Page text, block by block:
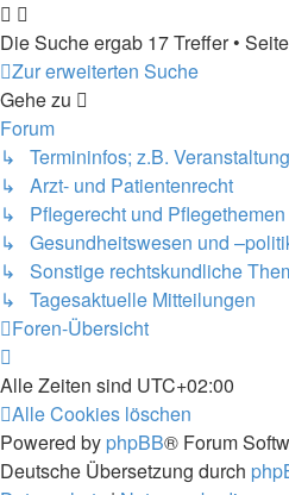
Die Suche ergab 17 Treffer • Seite
Zur erweiterten Suche
Gehe zu
Forum
↳ Termininfos; z.B.
↳ Arzt- und Patientenrecht
↳ Pflegerecht und Pflegethemen
↳ Gesundheitswesen und
↳ Sonstige rechtskundliche
↳ Tagesaktuelle Mitteilungen
Foren-Übersicht
Alle Zeiten sind UTC+02:00
Alle Cookies löschen
Powered by phpBB® Forum
Deutsche Übersetzung durch